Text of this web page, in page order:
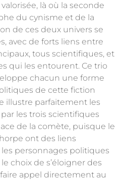
là où la seconde
du cynisme et de la
de ces deux univers se
avec de forts liens entre
tous scientifiques, et
qui les entourent. Ce trio
chacun une forme
de cette fiction
illustre parfaitement les
les trois scientifiques
de la comète, puisque le
ont des liens
personnages politiques
choix de s’éloigner des
appel directement au